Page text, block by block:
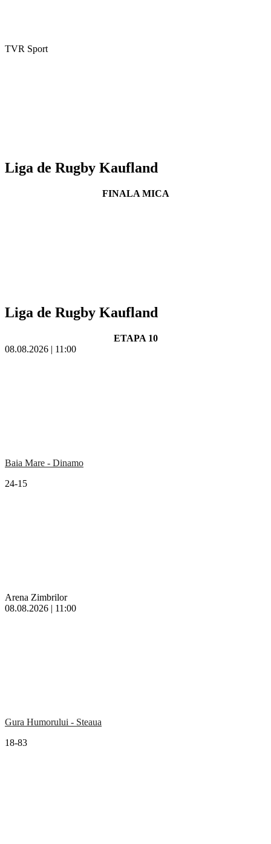
TVR Sport
Liga de Rugby Kaufland
FINALA MICA
Liga de Rugby Kaufland
ETAPA 10
08.08.2026 | 11:00
Baia Mare - Dinamo
24-15
Arena Zimbrilor
08.08.2026 | 11:00
Gura Humorului - Steaua
18-83